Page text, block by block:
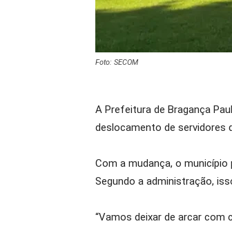
Foto: SECOM
A Prefeitura de Bragança
deslocamento de servidores
Com a mudança, o
Segundo a administração,
“Vamos deixar de arcar com